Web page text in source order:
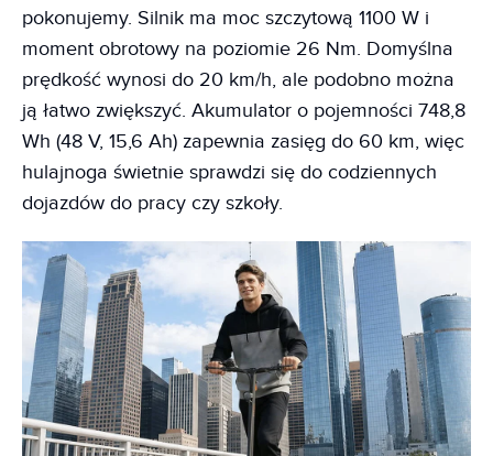
pokonujemy. Silnik ma moc szczytową 1100 W i
moment obrotowy na poziomie 26 Nm. Domyślna
prędkość wynosi do 20 km/h, ale podobno można
ją łatwo zwiększyć. Akumulator o pojemności 748,8
Wh (48 V, 15,6 Ah) zapewnia zasięg do 60 km, więc
hulajnoga świetnie sprawdzi się do codziennych
dojazdów do pracy czy szkoły.